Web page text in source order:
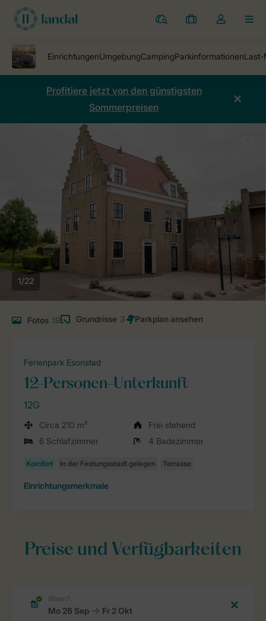
Ferienparks
Meine
Dropdown-
öffnen
Profitiere jetzt von den günstigsten
Sommerpreisen
1/22
Fotos 19 Grundrisse 3
Ferienpark Esonstad
12-Personen-Unterkunft
12G
Circa 210 m²
Frei stehend
6 Schlafzimmer
4 Badezimmer
Einrichtungsmerkmale
Preise und Verfügbarkeiten